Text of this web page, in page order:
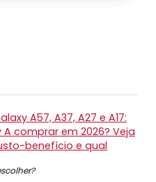
A57, A37, A27 e A17:
A comprar em 2026? Veja
benefício e qual